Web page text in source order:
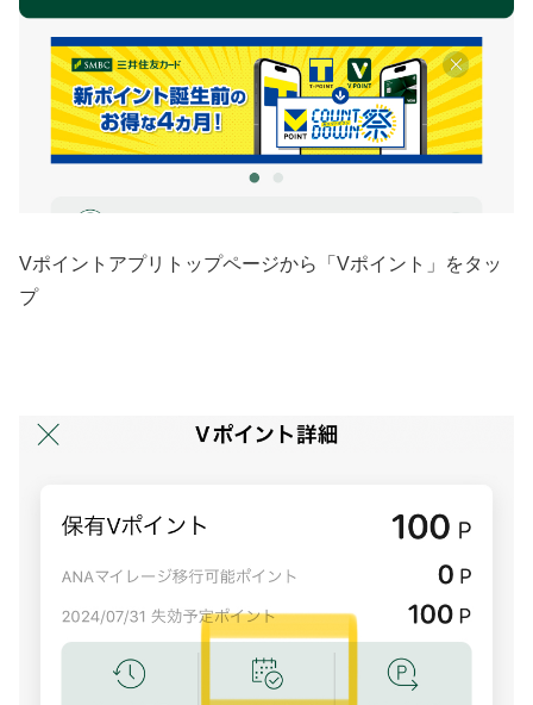
Vポイントアプリトップページから「Vポイント」をタッ
プ